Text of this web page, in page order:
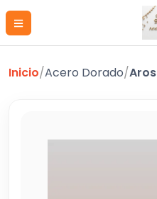
Inicio/Acero Dorado/Aros